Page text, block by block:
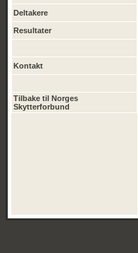
Deltakere
Resultater
Kontakt
Tilbake til Norges
Skytterforbund